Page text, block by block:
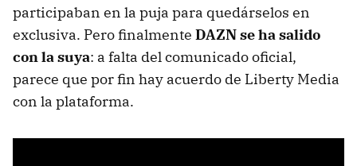
participaban en la puja para quedárselos en
exclusiva. Pero finalmente DAZN se ha salido
con la suya: a falta del comunicado oficial,
parece que por fin hay acuerdo de Liberty Media
con la plataforma.